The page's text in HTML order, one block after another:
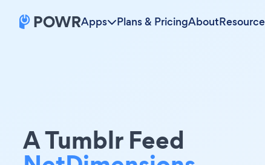
Apps Plans & PricingAbout
A Tumblr Feed